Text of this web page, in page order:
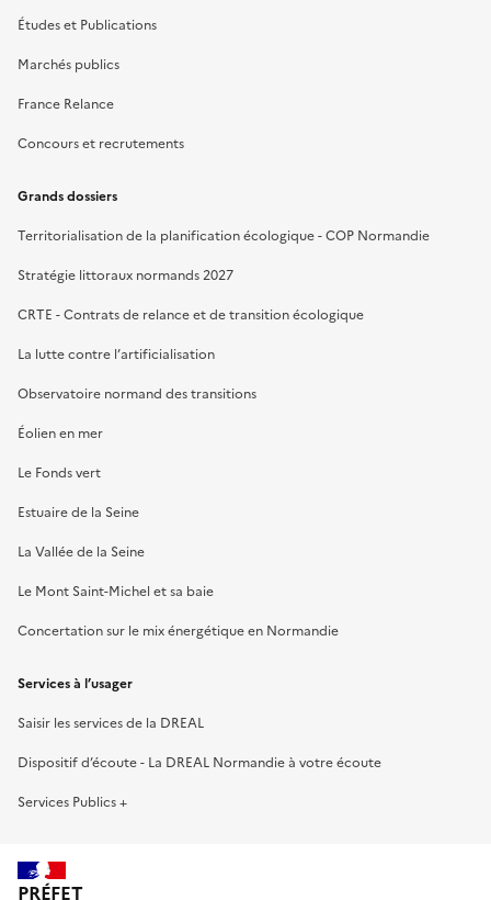
Études et Publications
Marchés publics
France Relance
Concours et recrutements
Grands dossiers
Territorialisation de la planification écologique - COP Normandie
Stratégie littoraux normands 2027
CRTE - Contrats de relance et de transition écologique
La lutte contre l’artificialisation
Observatoire normand des transitions
Éolien en mer
Le Fonds vert
Estuaire de la Seine
La Vallée de la Seine
Le Mont Saint-Michel et sa baie
Concertation sur le mix énergétique en Normandie
Services à l’usager
Saisir les services de la DREAL
Dispositif d’écoute - La DREAL Normandie à votre écoute
Services Publics +
PRÉFET